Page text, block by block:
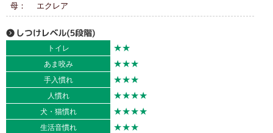
母： エクレア
トイレ ★★
あま咬み ★★★
手入慣れ ★★★
人慣れ ★★★★
犬・猫慣れ ★★★★
生活音慣れ ★★★